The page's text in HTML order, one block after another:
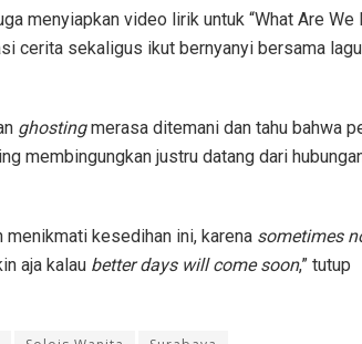
menyiapkan video lirik untuk “What Are We
cerita sekaligus ikut bernyanyi bersama
ghostingmerasa ditemani dan tahu bahwa
membingungkan justru datang dari
kesedihan ini, karena sometimes
aja kalau better days will come soon,” tutup